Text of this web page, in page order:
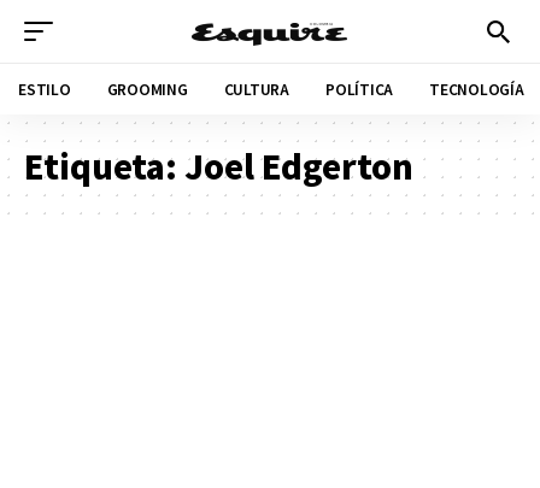
ESTILO GROOMING CULTURA POLÍTICA TECNOLOGÍA
Etiqueta: Joel Edgerton